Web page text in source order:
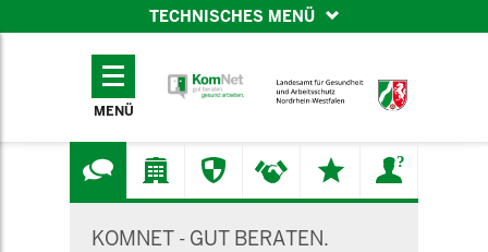
TECHNISCHES MENÜ
TECHNISCHES
MENÜ
KOMNET - GUT BERATEN.